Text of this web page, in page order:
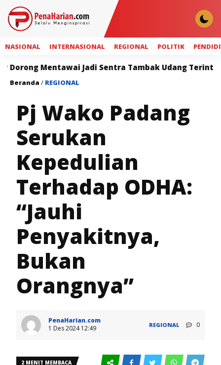
NASIONAL INTERNASIONAL REGIONAL POLITIK
Mentawai Jadi Sentra Tambak Udang Terintegrasi
Beranda / REGIONAL
Pj Wako Padang
Serukan
Kepedulian
Terhadap ODHA:
“Jauhi
Penyakitnya,
Bukan
Orangnya”
PenaHarian.com
1 Des 2024 12:49
REGIONAL 0
2 MENIT MEMBACA